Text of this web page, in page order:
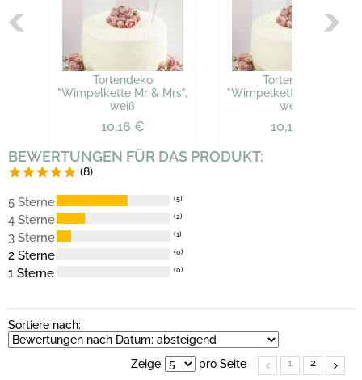
Tortendeko
"Wimpelkette Mr & Mrs",
weiß
10,16 €
Tortendeko
"Wimpelkette Mr & Mrs",
weiß
10,16 €
BEWERTUNGEN FÜR DAS PRODUKT:
(8)
5 Sterne (5)
4 Sterne (2)
3 Sterne (1)
2 Sterne (0)
1 Sterne (0)
Sortiere nach:
Zeige pro Seite 1 2